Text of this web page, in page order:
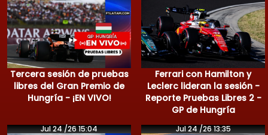
Tercera sesión de pruebas
libres del Gran Premio de
Hungría - ¡EN VIVO!
Ferrari con Hamilton y
Leclerc lideran la sesión -
Reporte Pruebas Libres 2 -
GP de Hungría
Jul 24 /26 15:04 Jul 24 /26 13:35